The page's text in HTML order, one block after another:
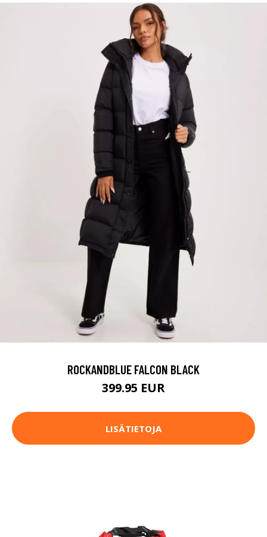
ROCKANDBLUE FALCON BLACK
399.95 EUR
LISÄTIETOJA